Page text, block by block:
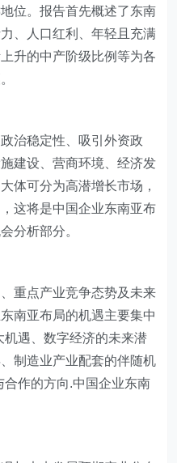
位。报告首先概述了东南
、人口红利、年轻且充满
升的中产阶级比例等为各
治稳定性、吸引外资政
建设、营商环境、经济发
体可分为高潜增长市场，
这将是中国企业东南亚布
分析部分。
重点产业竞争态势及未来
南亚布局的机遇主要集中
机遇、数字经济的未来潜
制造业产业配套的伴随机
合作的方向.中国企业东南